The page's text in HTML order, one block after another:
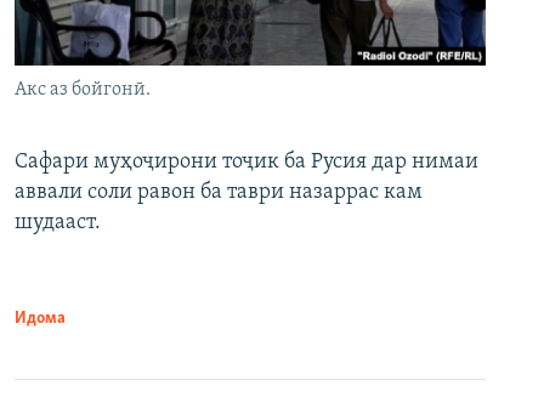
Акс аз бойгонӣ.
Сафари муҳоҷирони тоҷик ба Русия дар нимаи
аввали соли равон ба таври назаррас кам
шудааст.
Идома